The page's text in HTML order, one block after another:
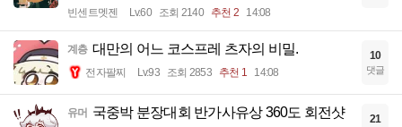
빈센트멧젠 Lv.60 조회 2140 추천 2 14:08
계층 대만의 어느 코스프레 츠자의 비밀.
전자팔찌 Lv.93 조회 2853 추천 1 14:08
10
댓글
유머 국중박 분장대회 반가사유상 360도 회전샷 21